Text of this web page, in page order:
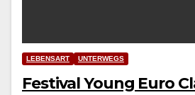
LEBENSART UNTERWEGS
Festival Young Euro